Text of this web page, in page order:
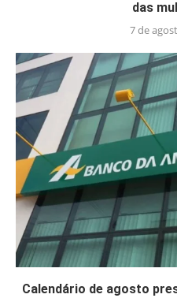
das
7 de
Calendário de agosto